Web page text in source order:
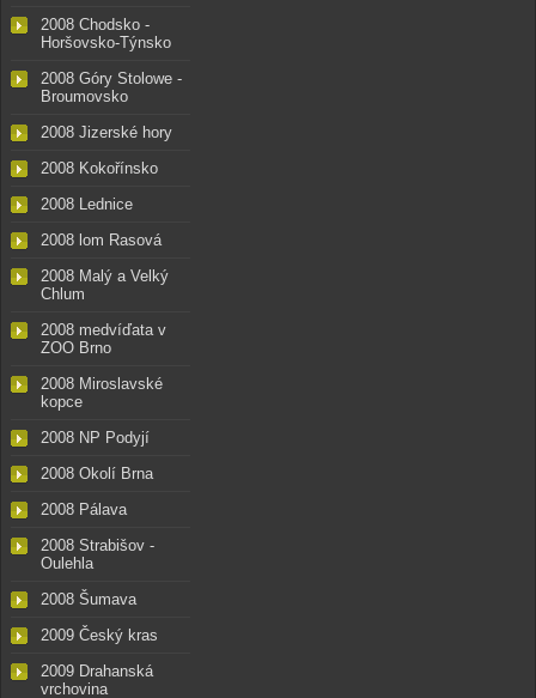
2008 Chodsko -
Horšovsko-Týnsko
2008 Góry Stolowe -
Broumovsko
2008 Jizerské hory
2008 Kokořínsko
2008 Lednice
2008 lom Rasová
2008 Malý a Velký
Chlum
2008 medvíďata v
ZOO Brno
2008 Miroslavské
kopce
2008 NP Podyjí
2008 Okolí Brna
2008 Pálava
2008 Strabišov -
Oulehla
2008 Šumava
2009 Český kras
2009 Drahanská
vrchovina